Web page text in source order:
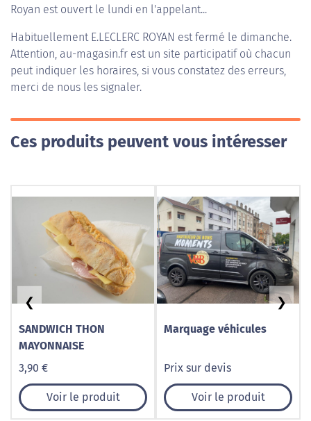
Royan est ouvert le lundi en l'appelant...
Habituellement E.LECLERC ROYAN est fermé le dimanche.
Attention, au-magasin.fr est un site participatif où chacun
peut indiquer les horaires, si vous constatez des erreurs,
merci de nous les signaler.
Ces produits peuvent vous intéresser
SANDWICH THON
MAYONNAISE
3,90 €
Voir le produit
Marquage véhicules
Prix sur devis
Voir le produit
❮ ❯